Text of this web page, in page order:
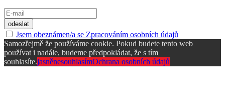
Jsem obeznámen/a se Zpracováním osobních údajů
Samozřejmě že používáme cookie. Pokud budete tento web
používat i nadále, budeme předpokládat, že s tím
souhlasíte.jasněnesouhlasímOchrana osobních údajů